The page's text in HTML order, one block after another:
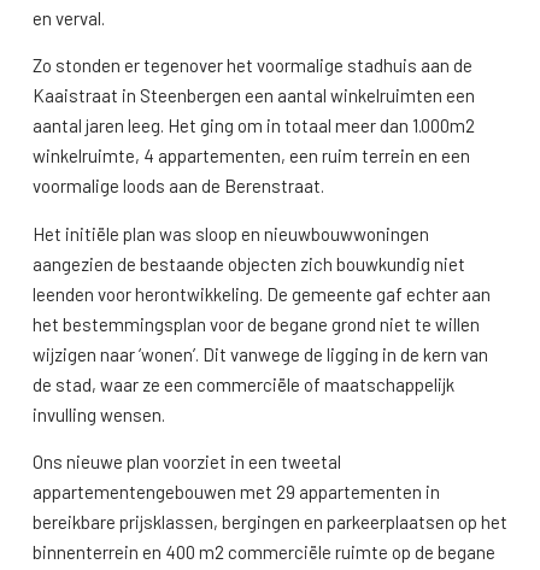
en verval.
Zo stonden er tegenover het voormalige stadhuis aan de
Kaaistraat in Steenbergen een aantal winkelruimten een
aantal jaren leeg. Het ging om in totaal meer dan 1.000m2
winkelruimte, 4 appartementen, een ruim terrein en een
voormalige loods aan de Berenstraat.
Het initiële plan was sloop en nieuwbouwwoningen
aangezien de bestaande objecten zich bouwkundig niet
leenden voor herontwikkeling. De gemeente gaf echter aan
het bestemmingsplan voor de begane grond niet te willen
wijzigen naar ‘wonen’. Dit vanwege de ligging in de kern van
de stad, waar ze een commerciële of maatschappelijk
invulling wensen.
Ons nieuwe plan voorziet in een tweetal
appartementengebouwen met 29 appartementen in
bereikbare prijsklassen, bergingen en parkeerplaatsen op het
binnenterrein en 400 m2 commerciële ruimte op de begane